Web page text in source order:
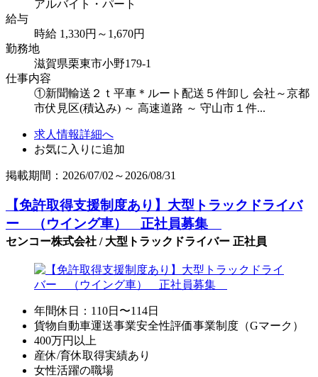
アルバイト・パート
給与
時給 1,330円～1,670円
勤務地
滋賀県栗東市小野179-1
仕事内容
①新聞輸送２ｔ平車＊ルート配送５件卸し 会社～京都
市伏見区(積込み) ～ 高速道路 ～ 守山市１件...
求人情報詳細へ
お気に入りに追加
掲載期間：2026/07/02～2026/08/31
【免許取得支援制度あり】大型トラックドライバ
ー （ウイング車） 正社員募集
センコー株式会社 / 大型トラックドライバー 正社員
年間休日：110日〜114日
貨物自動車運送事業安全性評価事業制度（Gマーク）
400万円以上
産休/育休取得実績あり
女性活躍の職場